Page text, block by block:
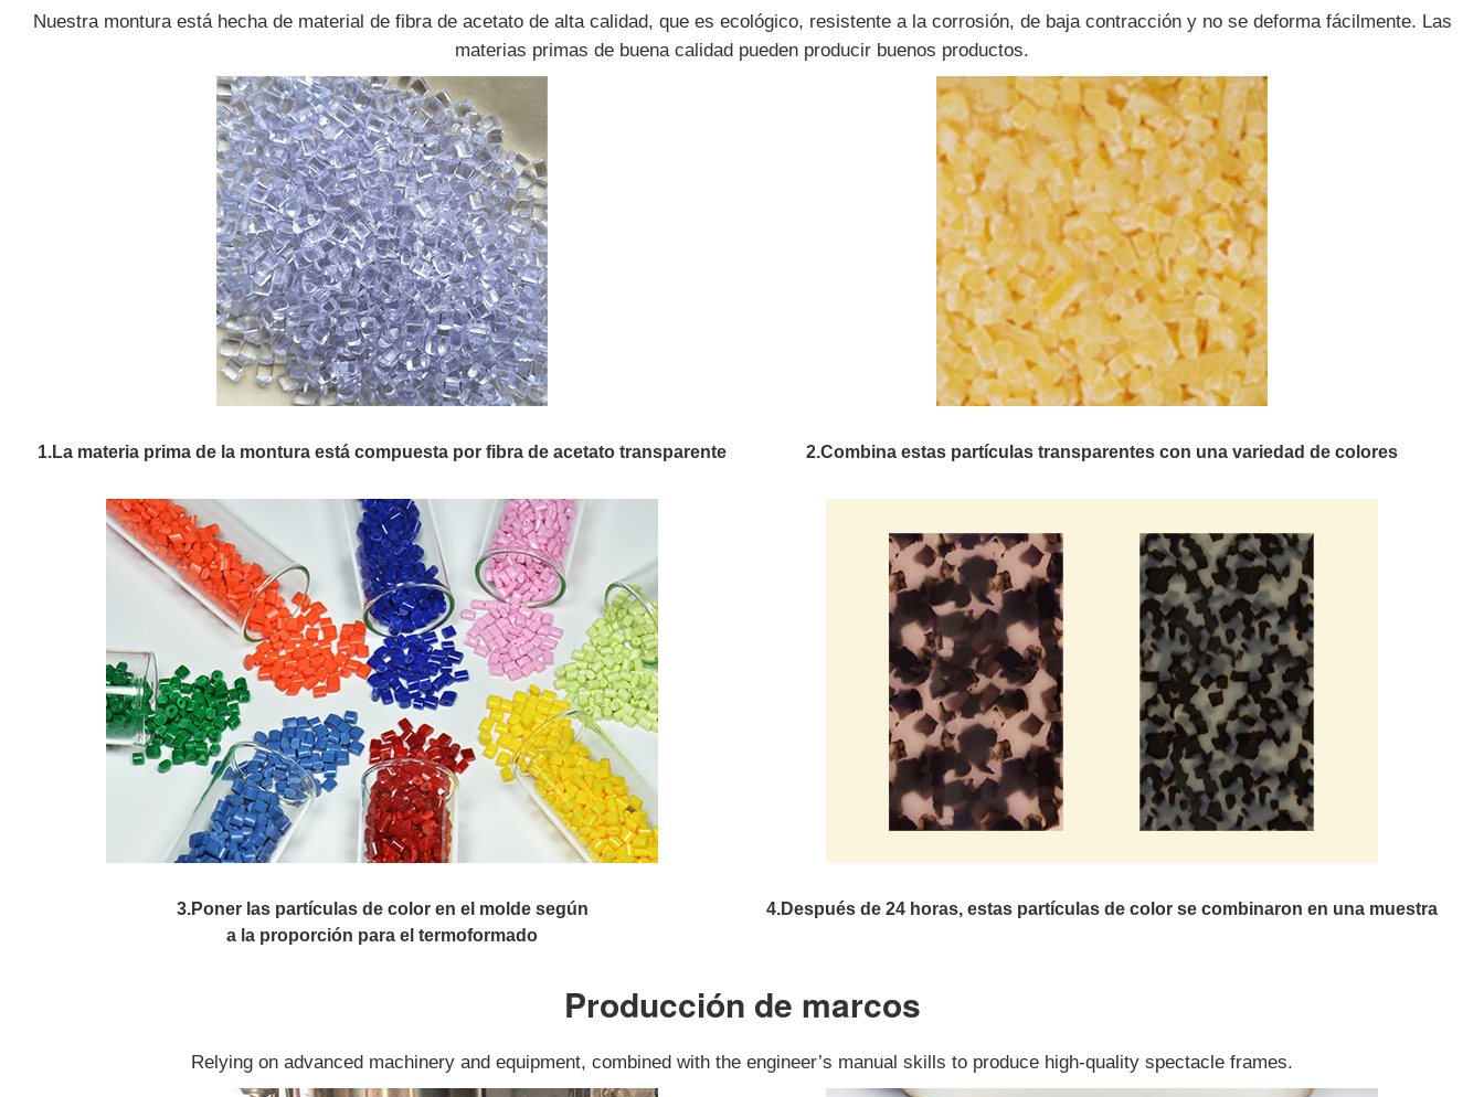
Nuestra montura está hecha de material de fibra de acetato de alta calidad, que es ecológico, resistente a la corrosión, de baja contracción y no se deforma fácilmente. Las
materias primas de buena calidad pueden producir buenos productos.
1.La materia prima de la montura está compuesta por fibra de acetato transparente 2.Combina estas partículas transparentes con una variedad de colores
3.Poner las partículas de color en el molde según
a la proporción para el termoformado
4.Después de 24 horas, estas partículas de color se combinaron en una muestra
Producción de marcos
Relying on advanced machinery and equipment, combined with the engineer’s manual skills to produce high-quality spectacle frames.